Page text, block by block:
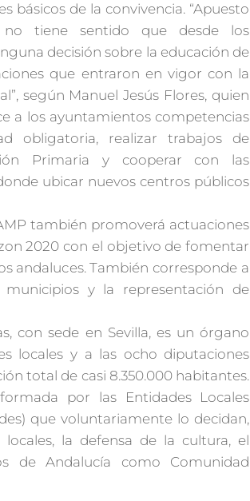
básicos de la convivencia. “Apuesto
no tiene sentido que desde los
decisión sobre la educación de
que entraron en vigor con la
según Manuel Jesús Flores, quien
a los ayuntamientos competencias
obligatoria, realizar trabajos de
Primaria y cooperar con las
ubicar nuevos centros públicos
también promoverá actuaciones
2020 con el objetivo de fomentar
andaluces. También corresponde a
y la representación de
con sede en Sevilla, es un órgano
locales y a las ocho diputaciones
total de casi 8.350.000 habitantes.
por las Entidades Locales
que voluntariamente lo decidan,
la defensa de la cultura, el
de Andalucía como Comunidad